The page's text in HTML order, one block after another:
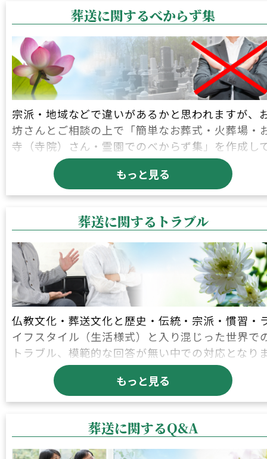
ここでいう葬送に関するマナーは、一般論です！
※本山修行3年の現役のお坊さんに、葬送に関するマ
ーをまとめていただきました。
お葬式・葬儀に関するマナー
法事・法要に関するマナー
永代供養納骨式に関するマナー
散骨に関するマナー
建墓（お墓建立）に関するマナー
お墓参りに関するマナー
永代供養墓のお墓参りに関するマナー
お墓じまいに関するマナー
お仏壇じまい®に関するマナー
手元供養に関するマナー
葬送に関するマナー（常識・決まり事・しきたり
慣例）の最新情報
詳しくはこちら
葬送に関するべからず集
宗派・地域などで違いがあるかと思われますが、
坊さんとご相談の上で「簡単なお葬式・火葬場・
寺（寺院）さん・霊園でのべからず集」を作成し
みました。参考になればと思っています。
お葬式でのべからず集
火葬場・公営斎場でのべからず集
お寺（寺院）さんでのべからず集
霊園・墓地でのべからず集
お葬式・火葬場・お寺（寺院）さん・霊園でのべ
らず集の最新情報
詳しくはこちら
もっと見る
葬送に関するトラブル
仏教文化・葬送文化と歴史・伝統・宗派・慣習・
イフスタイル（生活様式）と入り混じった世界で
トラブル、模範的な回答が無い中での対応となり
世間の常識や法律で片付くこともなく、難儀の連
です。それでも、対応処理するのがビジネスと
葬送に関するトラブルの受付体制
もっと見る
葬送に関するQ&A